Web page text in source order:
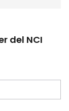
del NCI